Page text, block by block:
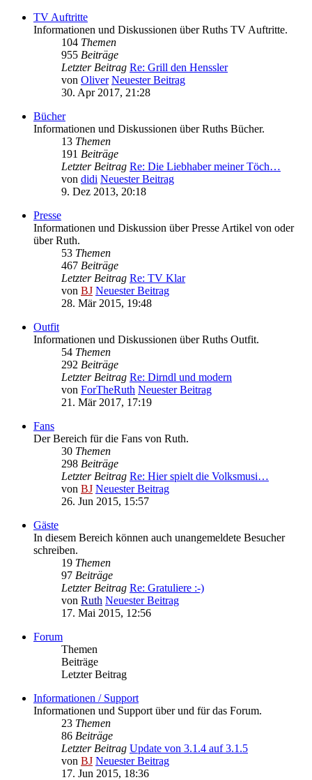
TV Auftritte
Informationen und Diskussionen über Ruths TV Auftritte.
104 Themen
955 Beiträge
Letzter Beitrag Re: Grill den Henssler
von Oliver Neuester Beitrag
30. Apr 2017, 21:28
Bücher
Informationen und Diskussionen über Ruths Bücher.
13 Themen
191 Beiträge
Letzter Beitrag Re: Die Liebhaber meiner Töch…
von didi Neuester Beitrag
9. Dez 2013, 20:18
Presse
Informationen und Diskussion über Presse Artikel von oder
über Ruth.
53 Themen
467 Beiträge
Letzter Beitrag Re: TV Klar
von BJ Neuester Beitrag
28. Mär 2015, 19:48
Outfit
Informationen und Diskussionen über Ruths Outfit.
54 Themen
292 Beiträge
Letzter Beitrag Re: Dirndl und modern
von ForTheRuth Neuester Beitrag
21. Mär 2017, 17:19
Fans
Der Bereich für die Fans von Ruth.
30 Themen
298 Beiträge
Letzter Beitrag Re: Hier spielt die Volksmusi…
von BJ Neuester Beitrag
26. Jun 2015, 15:57
Gäste
In diesem Bereich können auch unangemeldete Besucher
schreiben.
19 Themen
97 Beiträge
Letzter Beitrag Re: Gratuliere :-)
von Ruth Neuester Beitrag
17. Mai 2015, 12:56
Forum
Themen
Beiträge
Letzter Beitrag
Informationen / Support
Informationen und Support über und für das Forum.
23 Themen
86 Beiträge
Letzter Beitrag Update von 3.1.4 auf 3.1.5
von BJ Neuester Beitrag
17. Jun 2015, 18:36